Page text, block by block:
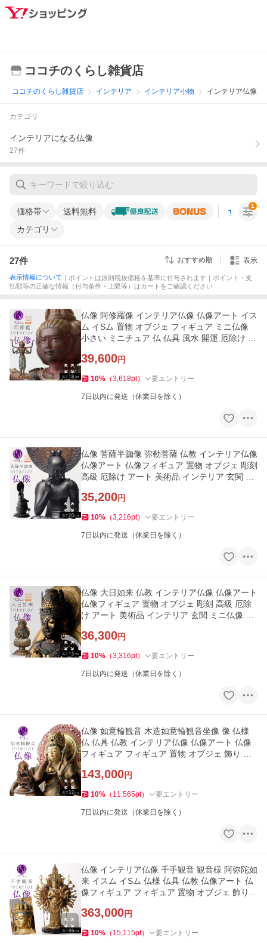
ココチのくらし雑貨店
ココチのくらし雑貨店 インテリア インテリア小物 インテリア仏像
カテゴリ
インテリアになる仏像
27件
価格帯 送料無料 すべての条
カテゴリ
1
27件 おすすめ順 表示
表示情報について ｜ポイントは原則税抜価格を基準に付与されます｜ポイント・支
払額等の正確な情報（付与条件・上限等）はカートをご確認ください
仏像 阿修羅像 インテリア仏像 仏像アート イス
ム イSム 置物 オブジェ フィギュア ミニ仏像
小さい ミニチュア 仏 仏具 風水 開運 厄除け ア
39,600円
10% （3,618pt） 要エントリー
7日以内に発送（休業日を除く）
仏像 菩薩半跏像 弥勒菩薩 仏教 インテリア仏像
仏像アート 仏像フィギュア 置物 オブジェ 彫刻
高級 厄除け アート 美術品 インテリア 玄関 ミ
35,200円
10% （3,216pt） 要エントリー
7日以内に発送（休業日を除く）
仏像 大日如来 仏教 インテリア仏像 仏像アート
仏像フィギュア 置物 オブジェ 彫刻 高級 厄除
け アート 美術品 インテリア 玄関 ミニ仏像 大
36,300円
10% （3,316pt） 要エントリー
7日以内に発送（休業日を除く）
仏像 如意輪観音 木造如意輪観音坐像 像 仏様
仏 仏具 仏教 インテリア仏像 仏像アート 仏像
フィギュア フィギュア 置物 オブジェ 飾り 彫
143,000円
10% （ 11,565pt） 要エントリー
7日以内に発送（休業日を除く）
仏像 インテリア仏像 千手観音 観音様 阿弥陀如
来 イスム イSム 仏様 仏具 仏教 仏像アート 仏
像フィギュア フィギュア 置物 オブジェ 飾り
363,000円
10% （ 15,115pt） 要エントリー